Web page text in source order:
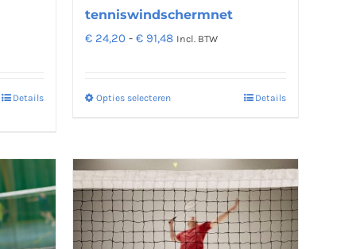
Details
tenniswindschermnet
€ 24,20 - € 91,48Prijsklasse:
Incl. BTW
Opties selecterenDit
meerdere
variaties.
Deze
optie
Details